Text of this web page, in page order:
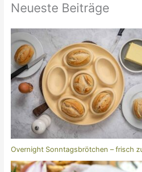
Neueste Beiträge
Overnight Sonntagsbrötchen – frisch